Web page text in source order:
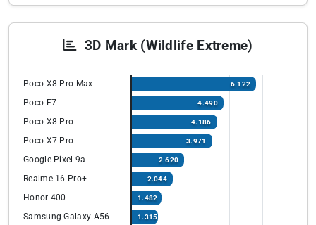
3D Mark (Wildlife Extreme)
Poco X8 Pro Max 6.122
Poco F7 4.490
Poco X8 Pro 4.186
Poco X7 Pro 3.971
Google Pixel 9a 2.620
Realme 16 Pro+ 2.044
Honor 400 1.482
Samsung Galaxy A56 1.315